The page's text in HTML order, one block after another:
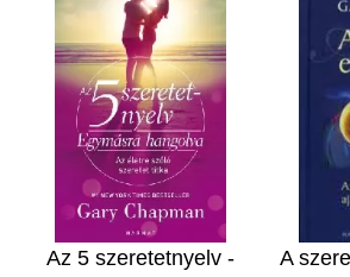
Az 5 szeretetnyelv -
A